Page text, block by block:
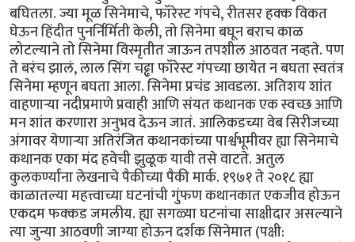
बघितला. ज्या मूळ सिनेमाचे, फॉरेस्ट गंपचे, रीतसर हक्क विकत
घेऊन हिंदीत पुनर्निर्मिती केली, तो सिनेमा बघून बराच काळ
लोटल्याने तो सिनेमा विस्मृतीत जाऊन तपशील आठवत नव्हते. पण
ते बरंच झालं, लाल सिंग चढ्ढा फॉरेस्ट गंपच्या छायेत न बघता स्वतंत्र
सिनेमा म्हणून बघता आला. सिनेमा प्रचंड आवडला. अतिशय शांत
वाहणाऱ्या नदीप्रमाणे प्रवाही आणि संयत कथानक एक स्वच्छ आणि
मन शांत करणारा अनुभव देऊन जातं. आलिकडच्या वेब सिरीजच्या
अंगावर येणाऱ्या अतिरंजित कथानकांच्या पार्श्वभूमीवर ह्या सिनेमाचे
कथानक एका मंद हवेची झुळूक यावी तसे वाटते. अतुल
कुलकर्ण्यांना लेखनाचे पैकीच्या पैकी मार्क. १९७१ ते २०१८ ह्या
काळातल्या महत्त्वाच्या घटनांची गुंफण कथानकात एकजीव होऊन
एकदम फक्कड जमलीय. ह्या सगळ्या घटनांचा साक्षीदार असल्याने
त्या जुन्या आठवणी जाग्या होऊन दर्शक सिनेमात (पक्षी: